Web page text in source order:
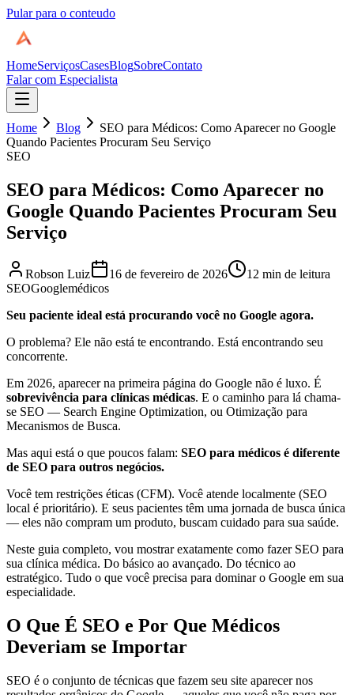
Pular para o conteudo
HomeServiçosCasesBlogSobreContato
Falar com Especialista
Home Blog
SEO para Médicos: Como Aparecer no Google
Quando Pacientes Procuram Seu Serviço
SEO
SEO para Médicos: Como Aparecer no
Google Quando Pacientes Procuram Seu
Serviço
Robson Luiz 16 de fevereiro de 2026
12 min de leitura
SEOGooglemédicos
Seu paciente ideal está procurando você no Google agora.
O problema? Ele não está te encontrando. Está encontrando seu
concorrente.
Em 2026, aparecer na primeira página do Google não é luxo. É
sobrevivência para clínicas médicas. E o caminho para lá chama-
se SEO — Search Engine Optimization, ou Otimização para
Mecanismos de Busca.
Mas aqui está o que poucos falam: SEO para médicos é diferente
de SEO para outros negócios.
Você tem restrições éticas (CFM). Você atende localmente (SEO
local é prioritário). E seus pacientes têm uma jornada de busca única
— eles não compram um produto, buscam cuidado para sua saúde.
Neste guia completo, vou mostrar exatamente como fazer SEO para
sua clínica médica. Do básico ao avançado. Do técnico ao
estratégico. Tudo o que você precisa para dominar o Google em sua
especialidade.
O Que É SEO e Por Que Médicos
Deveriam se Importar
SEO é o conjunto de técnicas que fazem seu site aparecer nos